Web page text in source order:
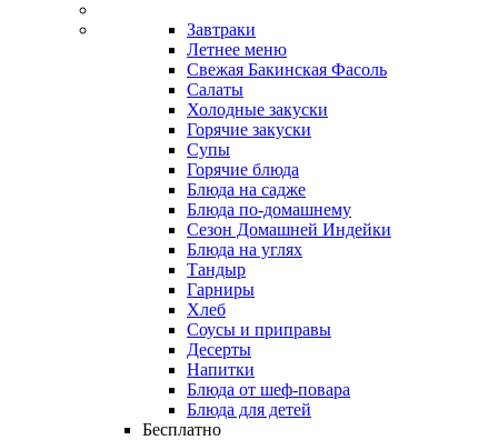
Завтраки
Летнее меню
Свежая Бакинская Фасоль
Салаты
Холодные закуски
Горячие закуски
Супы
Горячие блюда
Блюда на садже
Блюда по-домашнему
Сезон Домашней Индейки
Блюда на углях
Тандыр
Гарниры
Хлеб
Соусы и приправы
Десерты
Напитки
Блюда от шеф-повара
Блюда для детей
Бесплатно